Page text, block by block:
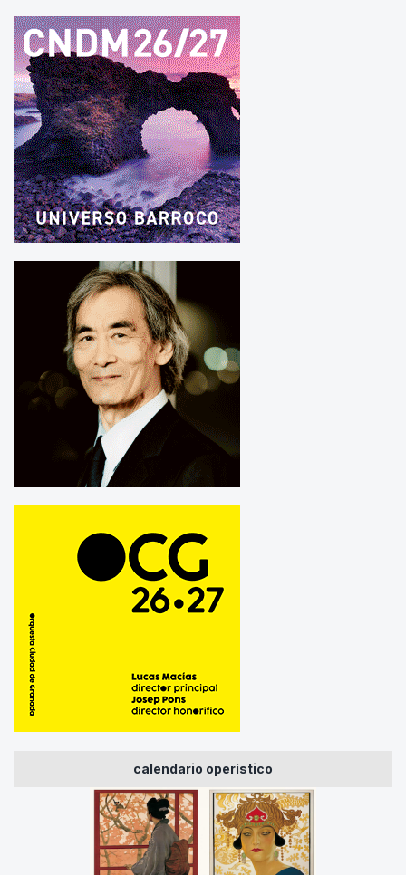
calendario operístico